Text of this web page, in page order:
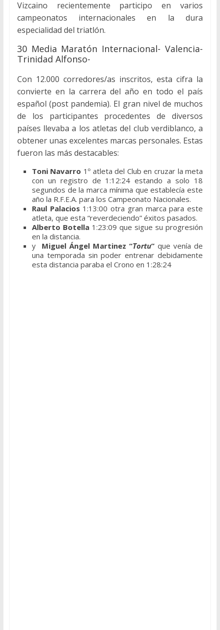
Vizcaino recientemente participo en varios
campeonatos internacionales en la dura
especialidad del triatlón.
30 Media Maratón Internacional- Valencia-
Trinidad Alfonso-
Con 12.000 corredores/as inscritos, esta cifra la
convierte en la carrera del año en todo el país
español (post pandemia). El gran nivel de muchos
de los participantes procedentes de diversos
países llevaba a los atletas del club verdiblanco, a
obtener unas excelentes marcas personales. Estas
fueron las más destacables:
Toni Navarro 1º atleta del Club en cruzar la meta
con un registro de 1:12:24 estando a solo 18
segundos de la marca mínima que establecía este
año la R.F.E.A. para los Campeonato Nacionales.
Raul Palacios 1:13:00 otra gran marca para este
atleta, que esta “reverdeciendo” éxitos pasados.
Alberto Botella1:23:09 que sigue su progresión
en la distancia.
y Miguel Ángel Martinez “Tortu” que venía de
una temporada sin poder entrenar debidamente
esta distancia paraba el Crono en 1:28:24